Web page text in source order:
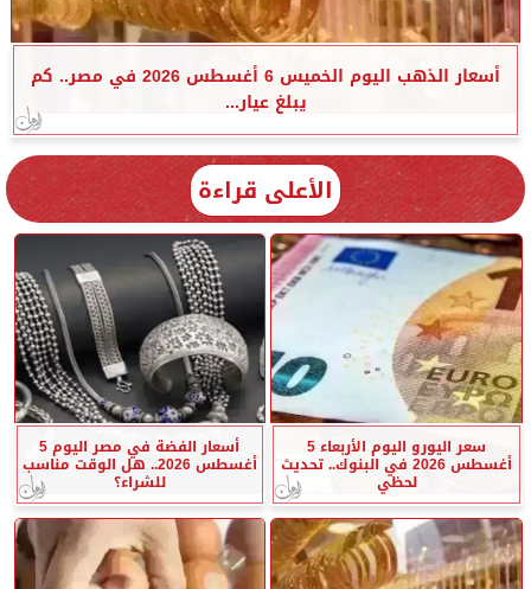
أسعار الذهب اليوم الخميس 6 أغسطس 2026 في مصر.. كم
يبلغ عيار...
الأعلى قراءة
سعر اليورو اليوم الأربعاء 5
أغسطس 2026 في البنوك.. تحديث
لحظي
أسعار الفضة في مصر اليوم 5
أغسطس 2026.. هل الوقت مناسب
للشراء؟